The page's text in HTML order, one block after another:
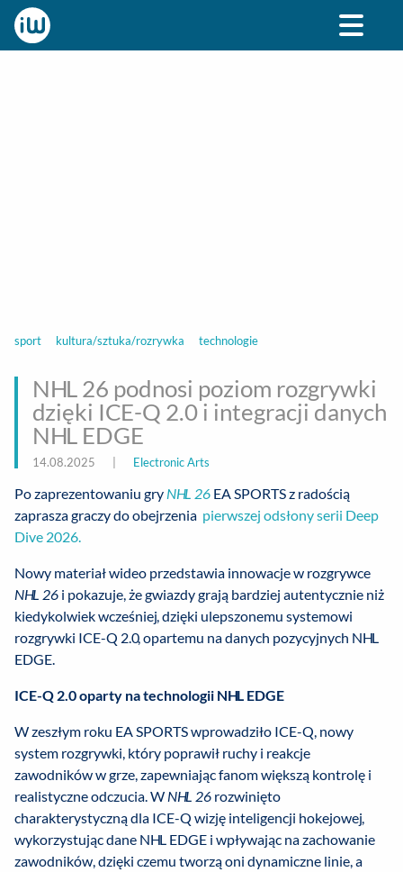
sport kultura/sztuka/rozrywka technologie
NHL 26 podnosi poziom rozgrywki
dzięki ICE-Q 2.0 i integracji danych
NHL EDGE
14.08.2025 Electronic Arts
Po zaprezentowaniu gry NHL 26 EA SPORTS z radością
zaprasza graczy do obejrzenia pierwszej odsłony serii Deep
Dive 2026.
Nowy materiał wideo przedstawia innowacje w rozgrywce
NHL 26 i pokazuje, że gwiazdy grają bardziej autentycznie niż
kiedykolwiek wcześniej, dzięki ulepszonemu systemowi
rozgrywki ICE-Q 2.0, opartemu na danych pozycyjnych NHL
EDGE.
ICE-Q 2.0 oparty na technologii NHL EDGE
W zeszłym roku EA SPORTS wprowadziło ICE-Q, nowy
system rozgrywki, który poprawił ruchy i reakcje
zawodników w grze, zapewniając fanom większą kontrolę i
realistyczne odczucia. W NHL 26 rozwinięto
charakterystyczną dla ICE-Q wizję inteligencji hokejowej,
wykorzystując dane NHL EDGE i wpływając na zachowanie
zawodników, dzięki czemu tworzą oni dynamiczne linie, a